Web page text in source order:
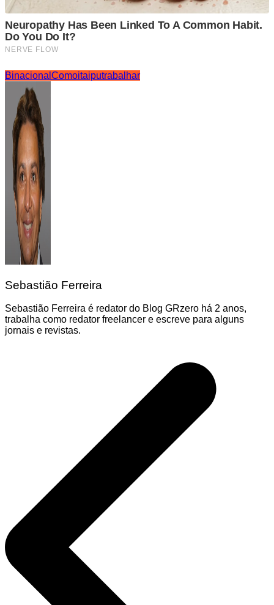
Binacional Comoitaiputrabalhar
Sebastião Ferreira
Sebastião Ferreira é redator do Blog GRzero há 2 anos,
trabalha como redator freelancer e escreve para alguns
jornais e revistas.